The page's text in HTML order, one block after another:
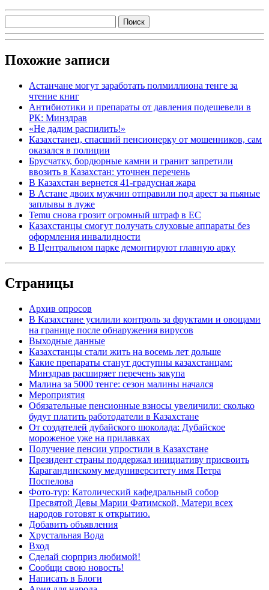
Похожие записи
Астанчане могут заработать полмиллиона тенге за
чтение книг
Антибиотики и препараты от давления подешевели в
РК: Минздрав
«Не дадим распилить!»
Казахстанец, спасший пенсионерку от мошенников, сам
оказался в полиции
Брусчатку, бордюрные камни и гранит запретили
ввозить в Казахстан: уточнен перечень
В Казахстан вернется 41-градусная жара
В Астане двоих мужчин отправили под арест за пьяные
заплывы в луже
Temu снова грозит огромный штраф в ЕС
Казахстанцы смогут получать слуховые аппараты без
оформления инвалидности
В Центральном парке демонтируют главную арку
Страницы
Архив опросов
В Казахстане усилили контроль за фруктами и овощами
на границе после обнаружения вирусов
Выходные данные
Казахстанцы стали жить на восемь лет дольше
Какие препараты станут доступны казахстанцам:
Минздрав расширяет перечень закупа
Малина за 5000 тенге: сезон малины начался
Мероприятия
Обязательные пенсионные взносы увеличили: сколько
будут платить работодатели в Казахстане
От создателей дубайского шоколада: Дубайское
мороженое уже на прилавках
Получение пенсии упростили в Казахстане
Президент страны поддержал инициативу присвоить
Карагандинскому медуниверситету имя Петра
Поспелова
Фото-тур: Католический кафедральный собор
Пресвятой Девы Марии Фатимской, Матери всех
народов готовят к открытию.
Добавить объявления
Хрустальная Вода
Вход
Сделай сюрприз любимой!
Сообщи свою новость!
Написать в Блоги